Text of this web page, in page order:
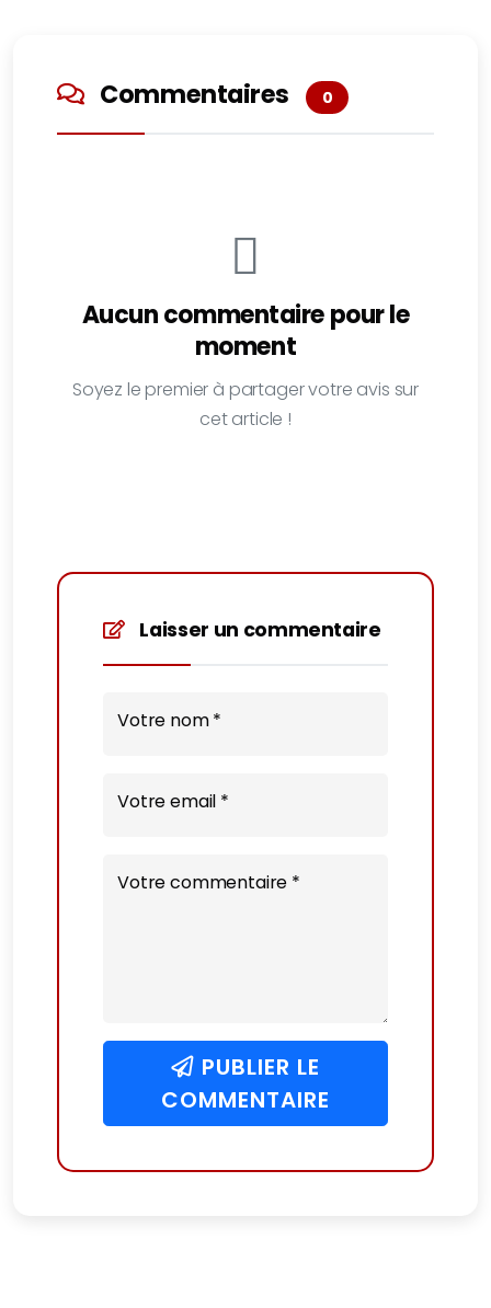
Commentaires 0
Aucun commentaire pour le
moment
Soyez le premier à partager votre avis sur
cet article !
Laisser un commentaire
Votre nom *
Votre email *
Votre commentaire *
PUBLIER LE
COMMENTAIRE